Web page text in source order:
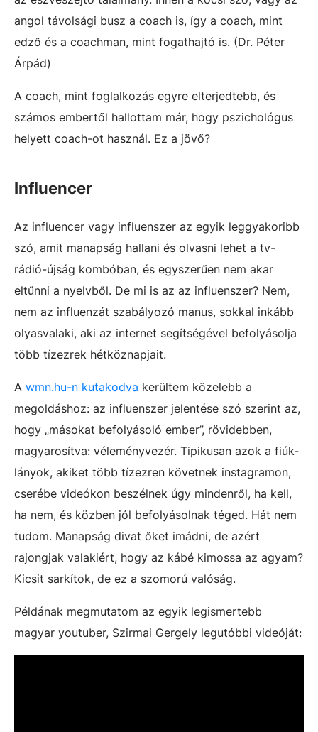
angol távolsági busz a coach is, így a coach, mint
edző és a coachman, mint fogathajtó is. (Dr. Péter
Árpád)
A coach, mint foglalkozás egyre elterjedtebb, és
számos embertől hallottam már, hogy pszichológus
helyett coach-ot használ. Ez a jövő?
Influencer
Az influencer vagy influenszer az egyik leggyakoribb
szó, amit manapság hallani és olvasni lehet a tv-
rádió-újság kombóban, és egyszerűen nem akar
eltűnni a nyelvből. De mi is az az influenszer? Nem,
nem az influenzát szabályozó manus, sokkal inkább
olyasvalaki, aki az internet segítségével befolyásolja
több tízezrek hétköznapjait.
A wmn.hu-n kutakodva kerültem közelebb a
megoldáshoz: az influenszer jelentése szó szerint az,
hogy „másokat befolyásoló ember”, rövidebben,
magyarosítva: véleményvezér. Tipikusan azok a fiúk-
lányok, akiket több tízezren követnek instagramon,
cserébe videókon beszélnek úgy mindenről, ha kell,
ha nem, és közben jól befolyásolnak téged. Hát nem
tudom. Manapság divat őket imádni, de azért
rajongjak valakiért, hogy az kábé kimossa az agyam?
Kicsit sarkítok, de ez a szomorú valóság.
Példának megmutatom az egyik legismertebb
magyar youtuber, Szirmai Gergely legutóbbi videóját: